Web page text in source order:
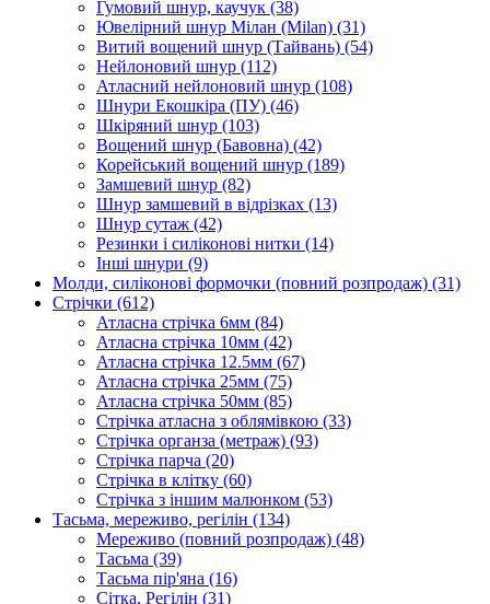
Гумовий шнур, каучук (38)
Ювелірний шнур Мілан (Milan) (31)
Витий вощений шнур (Тайвань) (54)
Нейлоновий шнур (112)
Атласний нейлоновий шнур (108)
Шнури Екошкіра (ПУ) (46)
Шкіряний шнур (103)
Вощений шнур (Бавовна) (42)
Корейський вощений шнур (189)
Замшевий шнур (82)
Шнур замшевий в відрізках (13)
Шнур сутаж (42)
Резинки і силіконові нитки (14)
Інші шнури (9)
Молди, силіконові формочки (повний розпродаж) (31)
Стрічки (612)
Атласна стрічка 6мм (84)
Атласна стрічка 10мм (42)
Атласна стрічка 12.5мм (67)
Атласна стрічка 25мм (75)
Атласна стрічка 50мм (85)
Стрічка атласна з облямівкою (33)
Стрічка органза (метраж) (93)
Стрічка парча (20)
Стрічка в клітку (60)
Стрічка з іншим малюнком (53)
Тасьма, мереживо, регілін (134)
Мереживо (повний розпродаж) (48)
Тасьма (39)
Тасьма пір'яна (16)
Сітка, Регілін (31)